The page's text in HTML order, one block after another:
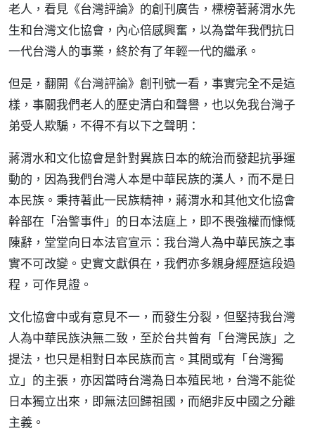
老人，看見《台灣評論》的創刊廣告，標榜著蔣渭水先
生和台灣文化協會，內心倍感興奮，以為當年我們抗日
一代台灣人的事業，終於有了年輕一代的繼承。
但是，翻開《台灣評論》創刊號一看，事實完全不是這
樣，事關我們老人的歷史清白和聲譽，也以免我台灣子
弟受人欺騙，不得不有以下之聲明：
蔣渭水和文化協會是針對異族日本的統治而發起抗爭運
動的，因為我們台灣人本是中華民族的漢人，而不是日
本民族。秉持著此一民族精神，蔣渭水和其他文化協會
幹部在「治警事件」的日本法庭上，即不畏強權而慷慨
陳辭，堂堂向日本法官宣示：我台灣人為中華民族之事
實不可改變。史實文獻俱在，我們亦多親身經歷這段過
程，可作見證。
文化協會中或有意見不一，而發生分裂，但堅持我台灣
人為中華民族決無二致，至於台共曾有「台灣民族」之
提法，也只是相對日本民族而言。其間或有「台灣獨
立」的主張，亦因當時台灣為日本殖民地，台灣不能從
日本獨立出來，即無法回歸祖國，而絕非反中國之分離
主義。